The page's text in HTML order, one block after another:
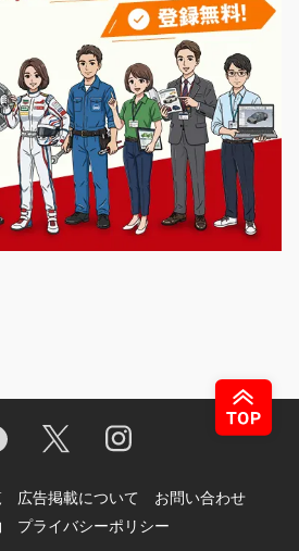
広告掲載について
お問い合わせ
プライバシーポリシー